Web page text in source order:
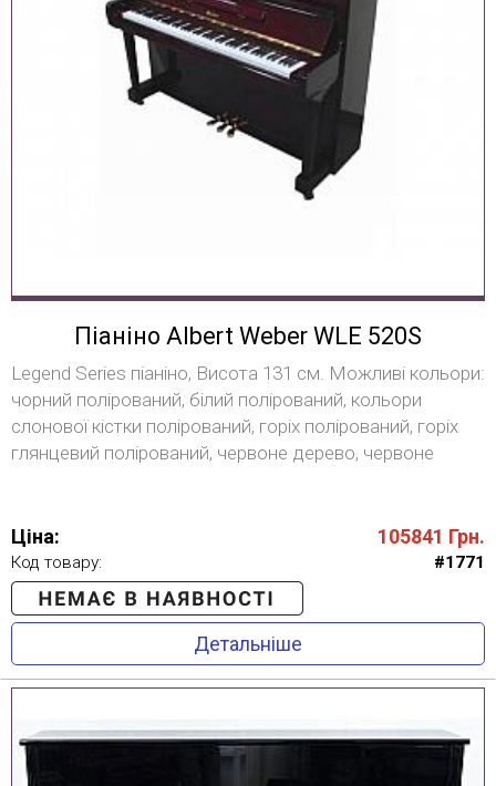
Піаніно Albert Weber WLE 520S
Legend Series піаніно, Висота 131 см. Можливі кольори:
чорний полірований, білий полірований, кольори
слонової кістки полірований, горіх полірований, горіх
глянцевий полірований, червоне дерево, червоне
вишня глянсова полірована, дуб полірований.
Ціна: 105841 Грн.
Код товару: #1771
Детальніше